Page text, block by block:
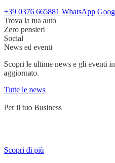
+39 0376 665881 WhatsApp
Trova la tua auto
Zero pensieri
Social
News ed eventi
Scopri le ultime news e gli eventi
aggiornato.
Tutte le news
Per il tuo Business
Scopri di più